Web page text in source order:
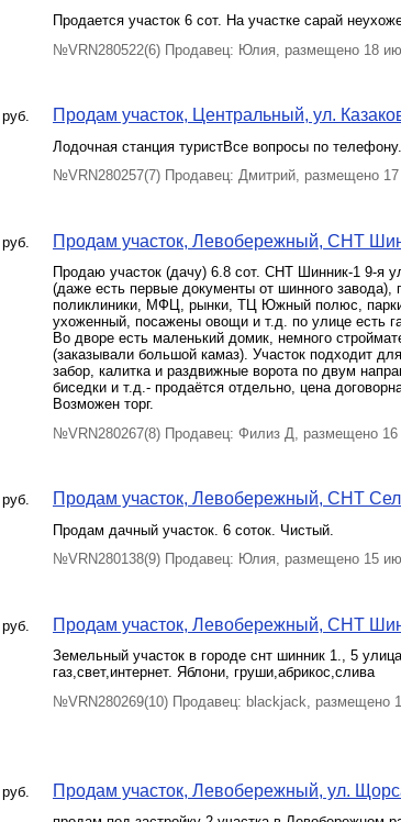
Продается участок 6 сот. На участке сарай
№VRN280522(6) Продавец: Юлия, размещено 18
руб. Продам участок, Центральный, ул.
Лодочная станция туристВсе вопросы по телефону.
№VRN280257(7) Продавец: Дмитрий, размещено
руб. Продам участок, Левобережный, СНТ
Продаю участок (дачу) 6.8 сот. СНТ Шинник-1 9-я
(даже есть первые документы от шинного
поликлиники, МФЦ, рынки, ТЦ Южный полюс, парки
ухоженный, посажены овощи и т.д. по улице есть
Во дворе есть маленький домик, немного
(заказывали большой камаз). Участок подходит
забор, калитка и раздвижные ворота по двум
биседки и т.д.- продаётся отдельно, цена
Возможен торг.
№VRN280267(8) Продавец: Филиз Д, размещено 16
руб. Продам участок, Левобережный, СНТ
Продам дачный участок. 6 соток. Чистый.
№VRN280138(9) Продавец: Юлия, размещено 15
руб. Продам участок, Левобережный, СНТ
Земельный участок в городе снт шинник 1., 5
газ,свет,интернет. Яблони, груши,абрикос,слива
№VRN280269(10) Продавец: blackjack, размещено
руб. Продам участок, Левобережный, ул.